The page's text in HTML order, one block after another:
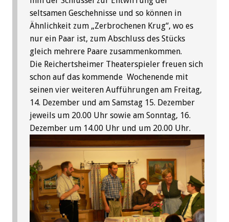
seltsamen Geschehnisse und so können in
Ähnlichkeit zum „Zerbrochenen Krug“, wo es
nur ein Paar ist, zum Abschluss des Stücks
gleich mehrere Paare zusammenkommen.
Die Reichertsheimer Theaterspieler freuen sich
schon auf das kommende Wochenende mit
seinen vier weiteren Aufführungen am Freitag,
14. Dezember und am Samstag 15. Dezember
jeweils um 20.00 Uhr sowie am Sonntag, 16.
Dezember um 14.00 Uhr und um 20.00 Uhr.